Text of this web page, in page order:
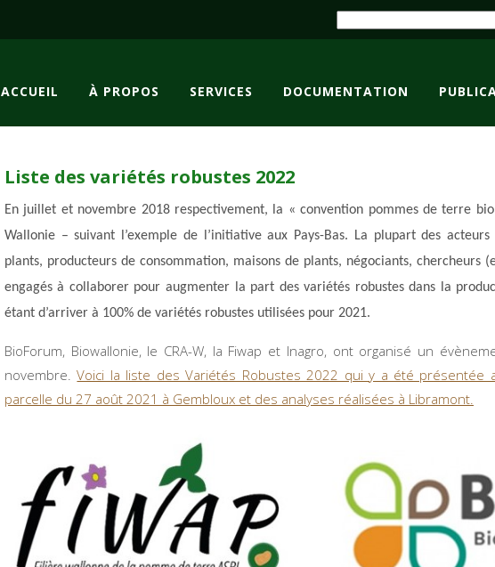
ACCUEIL À PROPOS SERVICES DOCUMENTATION
Liste des variétés robustes 2022
En juillet et novembre 2018 respectivement, la « convention pommes de terre
Wallonie – suivant l’exemple de l’initiative aux Pays-Bas. La plupart des
plants, producteurs de consommation, maisons de plants, négociants, chercheurs
engagés à collaborer pour augmenter la part des variétés robustes dans la
étant d’arriver à 100% de variétés robustes utilisées pour 2021.
BioForum, Biowallonie, le CRA-W, la Fiwap et Inagro, ont organisé un
novembre.Voici la liste des Variétés Robustes 2022 qui y a été présentée
parcelle du 27 août 2021 à Gembloux et des analyses réalisées à Libramont.